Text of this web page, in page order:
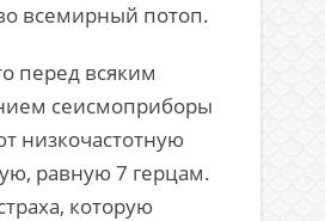
всемирный потоп.
перед всяким
сеисмоприборы
низкочастотную
равную 7 герцам.
которую